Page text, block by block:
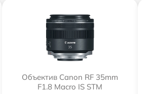
Объектив Canon RF 35mm
F1.8 Macro IS STM